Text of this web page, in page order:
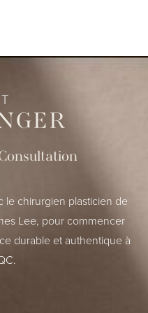
le chirurgien plasticien de
Lee, pour commencer
durable et authentique à